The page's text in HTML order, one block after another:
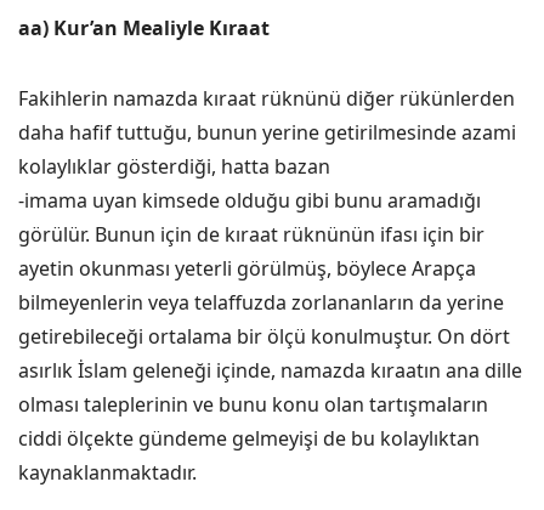
aa) Kur’an Mealiyle Kıraat
Fakihlerin namazda kıraat rüknünü diğer rükünlerden
daha hafif tuttuğu, bunun yerine getirilmesinde azami
kolaylıklar gösterdiği, hatta bazan
-imama uyan kimsede olduğu gibi bunu aramadığı
görülür. Bunun için de kıraat rüknünün ifası için bir
ayetin okunması yeterli görülmüş, böylece Arapça
bilmeyenlerin veya telaffuzda zorlananların da yerine
getirebileceği ortalama bir ölçü konulmuştur. On dört
asırlık İslam geleneği içinde, namazda kıraatın ana dille
olması taleplerinin ve bunu konu olan tartışmaların
ciddi ölçekte gündeme gelmeyişi de bu kolaylıktan
kaynaklanmaktadır.